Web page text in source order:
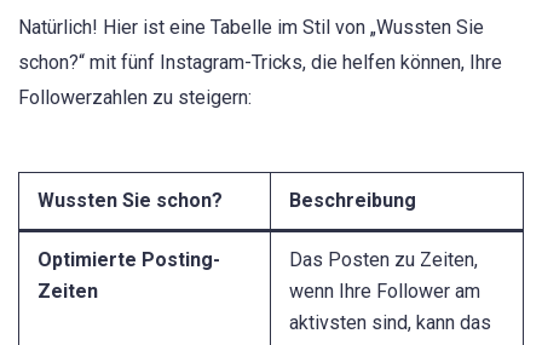
Natürlich! Hier ist eine Tabelle im Stil von „Wussten Sie
schon?“ mit fünf Instagram-Tricks, die helfen können, Ihre
Followerzahlen zu steigern:
Wussten Sie schon? Beschreibung
Optimierte Posting-
Zeiten
Das Posten zu Zeiten,
wenn Ihre Follower am
aktivsten sind, kann das